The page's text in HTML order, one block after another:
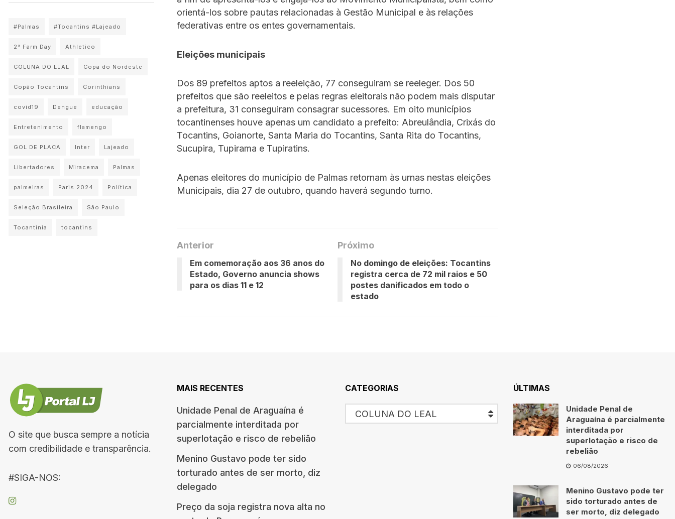
orientá-los sobre pautas relacionadas à Gestão Municipal e às relações
federativas entre os entes governamentais.
Eleições municipais
Dos 89 prefeitos aptos a reeleição, 77 conseguiram se reeleger. Dos 50
prefeitos que são reeleitos e pelas regras eleitorais não podem mais disputar
a prefeitura, 31 conseguiram consagrar sucessores. Em oito municípios
tocantinenses houve apenas um candidato a prefeito: Abreulândia, Crixás do
Tocantins, Goianorte, Santa Maria do Tocantins, Santa Rita do Tocantins,
Sucupira, Tupirama e Tupiratins.
Apenas eleitores do município de Palmas retornam às urnas nestas eleições
Municipais, dia 27 de outubro, quando haverá segundo turno.
Anterior
Em comemoração aos 36 anos do
Estado, Governo anuncia shows
para os dias 11 e 12
Próximo
No domingo de eleições: Tocantins
registra cerca de 72 mil raios e 50
postes danificados em todo o
estado
#Palmas #Tocantins #Lajeado
2° Farm Day Athletico
COLUNA DO LEAL Copa do Nordeste
Copão Tocantins Corinthians
covid19 Dengue educação
Entretenimento flamengo
GOL DE PLACA Inter Lajeado
Libertadores Miracema Palmas
palmeiras Paris 2024 Política
Seleção Brasileira São Paulo
Tocantinia tocantins
O site que busca sempre a notícia
com credibilidade e transparência.
#SIGA-NOS:
MAIS RECENTES
Unidade Penal de Araguaína é
parcialmente interditada por
superlotação e risco de rebelião
Menino Gustavo pode ter sido
torturado antes de ser morto, diz
delegado
Preço da soja registra nova alta no
CATEGORIAS
COLUNA DO LEAL
ÚLTIMAS
Unidade Penal de
Araguaína é parcialmente
interditada por
superlotação e risco de
rebelião
06/08/2026
Menino Gustavo pode ter
sido torturado antes de
ser morto, diz delegado